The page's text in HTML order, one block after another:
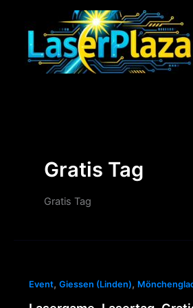
springen
Gratis Tag
Gratis Tag
Event, Giessen (Linden),